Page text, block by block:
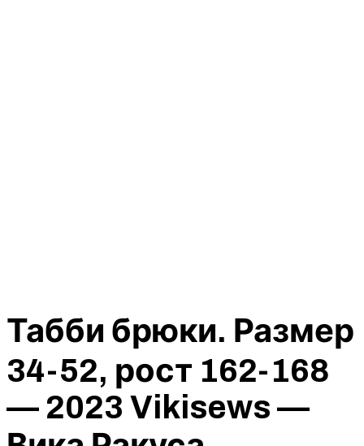
Табби брюки. Размер
34-52, рост 162-168
— 2023 Vikisews —